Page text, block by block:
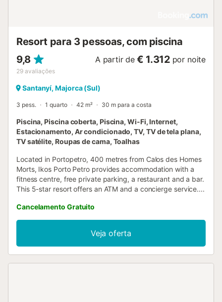
de 12 anos de idade são consideradas como adultos....
Resort para 3 pessoas, com piscina
9,8
29 avaliações
A partir de € 1.312 por noite
Santanyí, Majorca (Sul)
3 pess. 1 quarto 42 m² 30 m para a costa
Piscina, Piscina coberta, Piscina, Wi-Fi, Internet,
Estacionamento, Ar condicionado, TV, TV de tela plana,
TV satélite, Roupas de cama, Toalhas
Located in Portopetro, 400 metres from Calos des Homes
Morts, Ikos Porto Petro provides accommodation with a
fitness centre, free private parking, a restaurant and a bar.
This 5-star resort offers an ATM and a concierge service....
Cancelamento Gratuito
Veja oferta